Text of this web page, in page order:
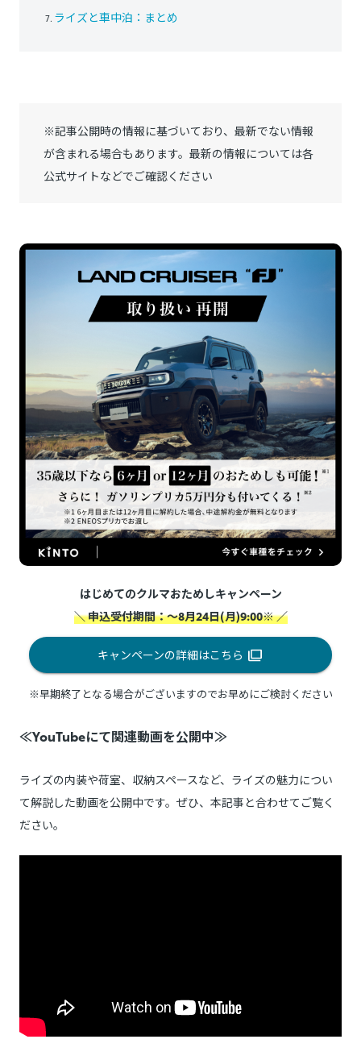
ライズと車中泊：まとめ
※記事公開時の情報に基づいており、最新でない情報
が含まれる場合もあります。最新の情報については各
公式サイトなどでご確認ください
はじめてのクルマおためしキャンペーン
＼ 申込受付期間：～8月24日(月)9:00※ ／
キャンペーンの詳細はこちら
※早期終了となる場合がございますのでお早めにご検討ください
≪YouTubeにて関連動画を公開中≫
ライズの内装や荷室、収納スペースなど、ライズの魅力につい
て解説した動画を公開中です。ぜひ、本記事と合わせてご覧く
ださい。